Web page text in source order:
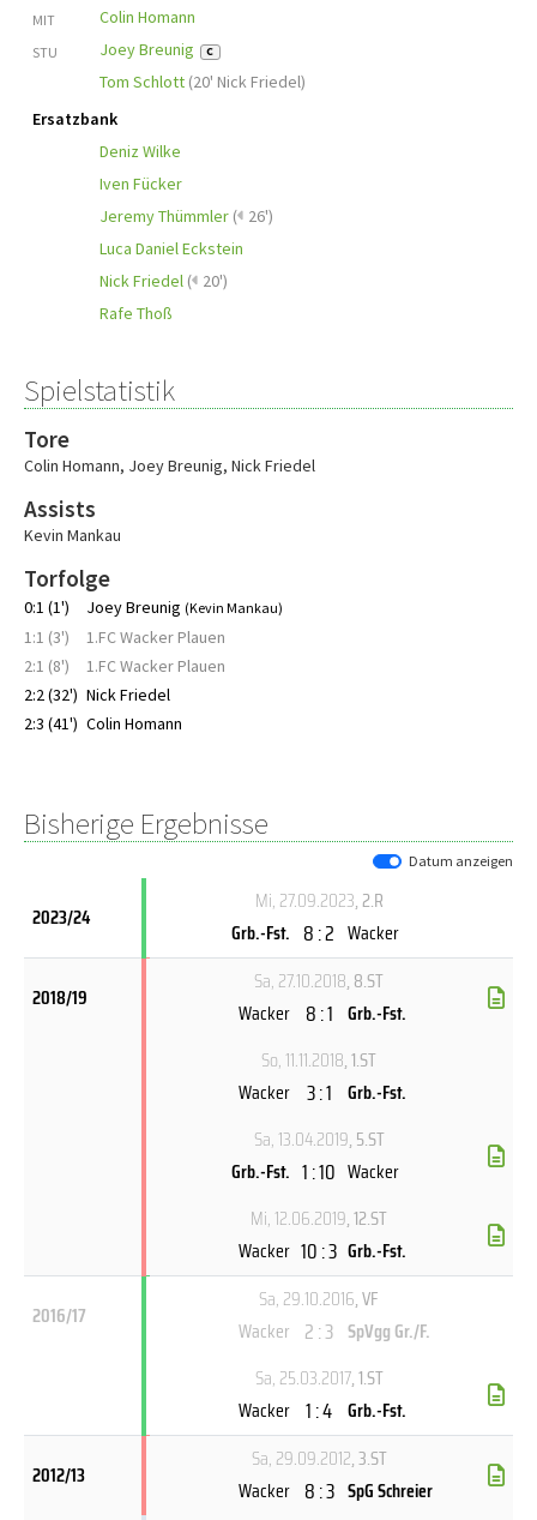
MIT Colin Homann
STU Joey Breunig C
Tom Schlott (20' Nick Friedel)
Ersatzbank
Deniz Wilke
Iven Fücker
Jeremy Thümmler ( 26')
Luca Daniel Eckstein
Nick Friedel ( 20')
Rafe Thoß
Spielstatistik
Tore
Colin Homann, Joey Breunig, Nick Friedel
Assists
Kevin Mankau
Torfolge
0:1 (1') Joey Breunig (Kevin Mankau)
1:1 (3')
1.FC Wacker Plauen
2:1 (8')
1.FC Wacker Plauen
2:2 (32') Nick Friedel
2:3 (41') Colin Homann
Bisherige Ergebnisse
Datum anzeigen
2023/24
Mi, 27.09.2023, 2.R
Grb.-Fst. 8 : 2 Wacker
2018/19
Sa, 27.10.2018, 8.ST
Wacker 8 : 1 Grb.-Fst.
So, 11.11.2018, 1.ST
Wacker 3 : 1 Grb.-Fst.
Sa, 13.04.2019, 5.ST
Grb.-Fst. 1 : 10 Wacker
Mi, 12.06.2019, 12.ST
Wacker 10 : 3 Grb.-Fst.
2016/17
Sa, 29.10.2016, VF
Wacker 2 : 3 SpVgg Gr./F.
Sa, 25.03.2017, 1.ST
Wacker 1 : 4 Grb.-Fst.
2012/13
Sa, 29.09.2012, 3.ST
Wacker 8 : 3 SpG Schreier